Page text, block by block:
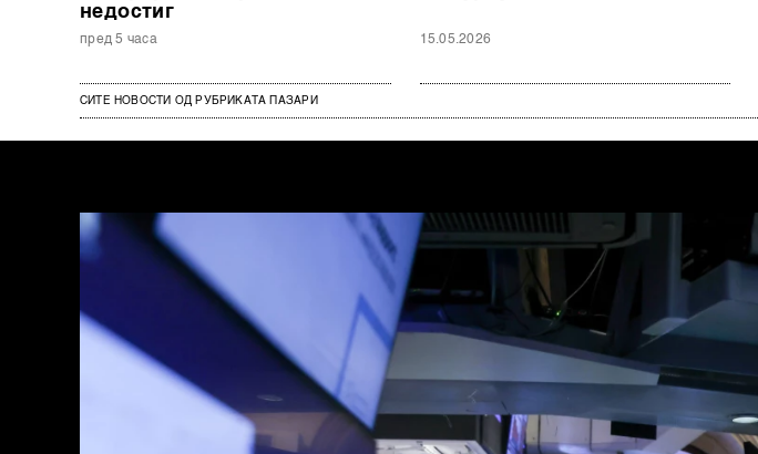
недостиг
пред 5 часа 15.05.2026
СИТЕ НОВОСТИ ОД РУБРИКАТА ПАЗАРИ